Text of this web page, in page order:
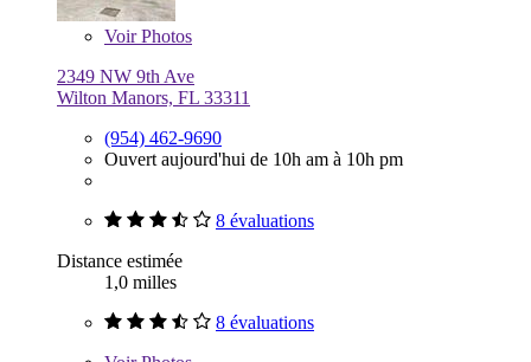
VoirPhotos
2349 NW 9th Ave
Wilton Manors, FL 33311
(954) 462-9690
Ouvert aujourd'hui de 10h am à 10h pm
8 évaluations
Distance estimée
1,0 milles
8 évaluations